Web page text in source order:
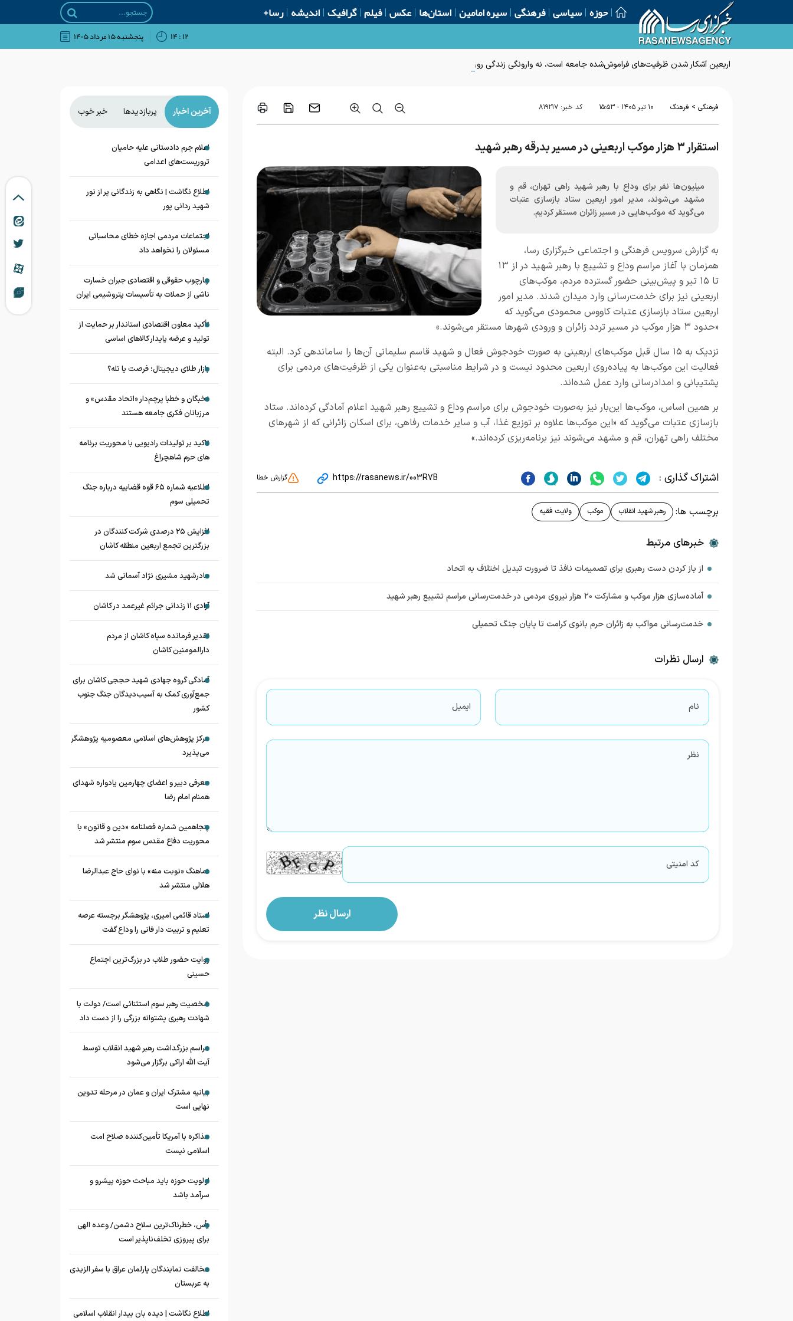
حوزه سیاسی فرهنگی سیره امامین استان‌ها عکس فیلم گرافیک اندیشه رسا+
۱۲ : ۱۴ پنجشنبه ۱۵ مرداد ۱۴۰۵
اربعین آشکار شدن ظرفیت‌های فراموش‌شده جامعه است، نه وارونگی زندگی روزمره
فرهنگی > فرهنگ ۱۰ تير ۱۴۰۵ - ۱۵:۵۳ کد خبر: ۸۱۹۲۱۷
استقرار ۳ هزار موکب اربعینی در مسیر بدرقه رهبر شهید
میلیون‌ها نفر برای وداع با رهبر شهید راهی تهران، قم و
مشهد می‌شوند، مدیر امور اربعین ستاد بازسازی عتبات
می‌گوید که موکب‌هایی در مسیر زائران مستقر کردیم.
به گزارش سرویس فرهنگی و اجتماعی خبرگزاری رسا،
همزمان با آغاز مراسم وداع و تشییع با رهبر شهید در از ۱۳
تا ۱۵ تیر و پیش‌بینی حضور گسترده مردم، موکب‌های
اربعینی نیز برای خدمت‌رسانی وارد میدان شدند. مدیر امور
اربعین ستاد بازسازی عتبات کاووس محمودی می‌گوید که
«حدود ۳ هزار موکب در مسیر تردد زائران و ورودی شهرها مستقر می‌شوند.»
نزدیک به ۱۵ سال قبل موکب‌های اربعینی به صورت خودجوش فعال و شهید قاسم سلیمانی آن‌ها را ساماندهی کرد. البته
فعالیت این موکب‌ها به پیاده‌روی اربعین محدود نیست و در شرایط مناسبتی به‌عنوان یکی از ظرفیت‌های مردمی برای
پشتیبانی و امدادرسانی وارد عمل شده‌اند.
بر همین اساس، موکب‌ها این‌بار نیز به‌صورت خودجوش برای مراسم وداع و تشییع رهبر شهید اعلام آمادگی کرده‌اند. ستاد
بازسازی عتبات می‌گوید که «این موکب‌ها علاوه بر توزیع غذا، آب و سایر خدمات رفاهی، برای اسکان زائرانی که از شهرهای
مختلف راهی تهران، قم و مشهد می‌شوند نیز برنامه‌ریزی کرده‌اند.»
اشتراک گذاری : https://rasanews.ir/003R7B گزارش خطا
برچسب ها: رهبر شهید انقلاب موکب ولایت فقیه
خبرهای مرتبط
از باز کردن دست رهبری برای تصمیمات نافذ تا ضرورت تبدیل اختلاف به اتحاد
آماده‌سازی هزار موکب و مشارکت ۲۰ هزار نیروی مردمی در خدمت‌رسانی مراسم تشییع رهبر شهید
خدمت‌رسانی مواکب به زائران حرم بانوی کرامت تا پایان جنگ تحمیلی
ارسال نظرات
آخرین اخبار پربازدیدها خبر خوب
اعلام جرم دادستانی علیه حامیان
تروریست‌های اعدامی
اطلاع نگاشت | نگاهی به زندگانی پر از نور
شهید ردانی پور
اجتماعات مردمی اجازه خطای محاسباتی
مسئولان را نخواهد داد
چارچوب حقوقی و اقتصادی جبران خسارت
ناشی از حملات به تأسیسات پتروشیمی ایران
تأکید معاون اقتصادی استاندار بر حمایت از
تولید و عرضه پایدار کالاهای اساسی
بازار طلای دیجیتال؛ فرصت یا تله؟
نخبگان و خطبا پرچم‌دار «اتحاد مقدس» و
مرزبانان فکری جامعه هستند
تاکید بر تولیدات رادیویی با محوریت برنامه
های حرم شاهچراغ
اطلاعیه شماره ۶۵ قوه قضاییه درباره جنگ
تحمیلی سوم
افزایش ۲۵ درصدی شرکت کنندگان در
بزرگترین تجمع اربعین منطقه کاشان
مادرشهید مشیری نژاد آسمانی شد
آزادی ۱۱ زندانی جرائم غیرعمد در کاشان
تقدیر فرمانده سپاه کاشان از مردم
دارالمومنین کاشان
آمادگی گروه جهادی شهید حججی کاشان برای
جمع‌آوری کمک به آسیب‌دیدگان جنگ جنوب
کشور
مرکز پژوهش‌های اسلامی معصومیه پژوهشگر
می‌پذیرد
معرفی دبیر و اعضای چهارمین یادواره شهدای
همنام امام رضا
پنجاهمین شماره فصلنامه «دین و قانون» با
محوریت دفاع مقدس سوم منتشر شد
نماهنگ «نوبت منه» با نوای حاج عبدالرضا
هلالی منتشر شد
استاد قائمی امیری، پژوهشگر برجسته عرصه
تعلیم و تربیت دار فانی را وداع گفت
روایت حضور طلاب در بزرگ‌ترین اجتماع
حسینی
شخصیت رهبر سوم استثنائی است/ دولت با
شهادت رهبری پشتوانه بزرگی را از دست داد
مراسم بزرگداشت رهبر شهید انقلاب توسط
آیت الله اراکی برگزار می‌شود
بیانیه مشترک ایران و عمان در مرحله تدوین
نهایی است
مذاکره با آمریکا تأمین‌کننده صلاح امت
اسلامی نیست
اولویت حوزه باید مباحث حوزه پیشرو و
سرآمد باشد
یأس، خطرناک‌ترین سلاح دشمن/ وعده الهی
برای پیروزی تخلف‌ناپذیر است
مخالفت نمایندگان پارلمان عراق با سفر الزیدی
به عربستان
اطلاع نگاشت | دیده بان بیدار انقلاب اسلامی